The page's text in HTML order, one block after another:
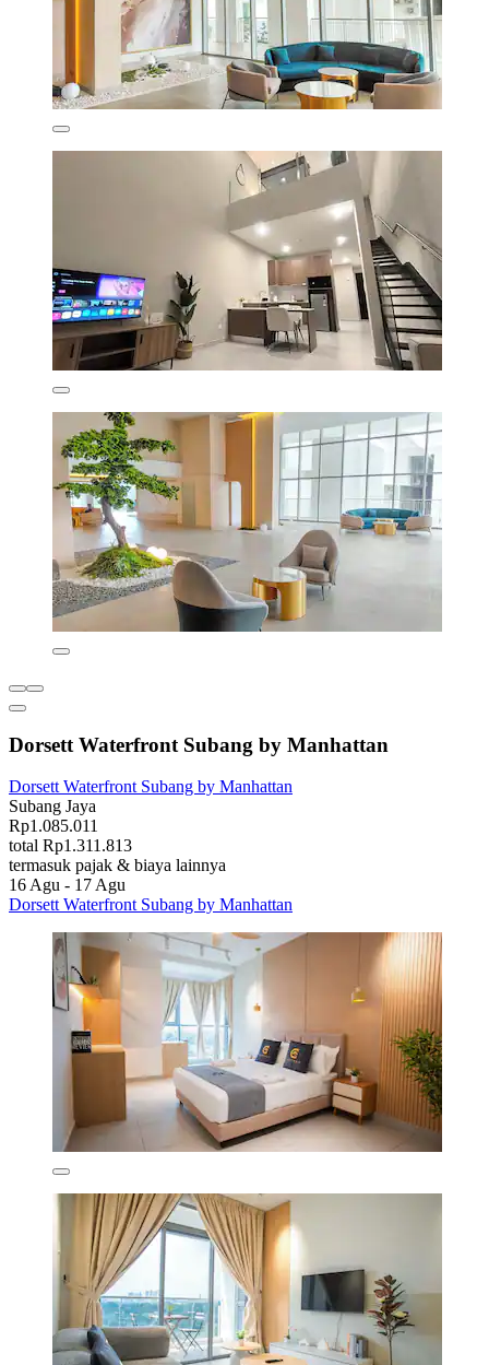
Dorsett Waterfront Subang by Manhattan
Dorsett Waterfront Subang by Manhattan
Subang Jaya
Rp1.085.011
total Rp1.311.813
termasuk pajak & biaya lainnya
16 Agu - 17 Agu
Dorsett Waterfront Subang by Manhattan